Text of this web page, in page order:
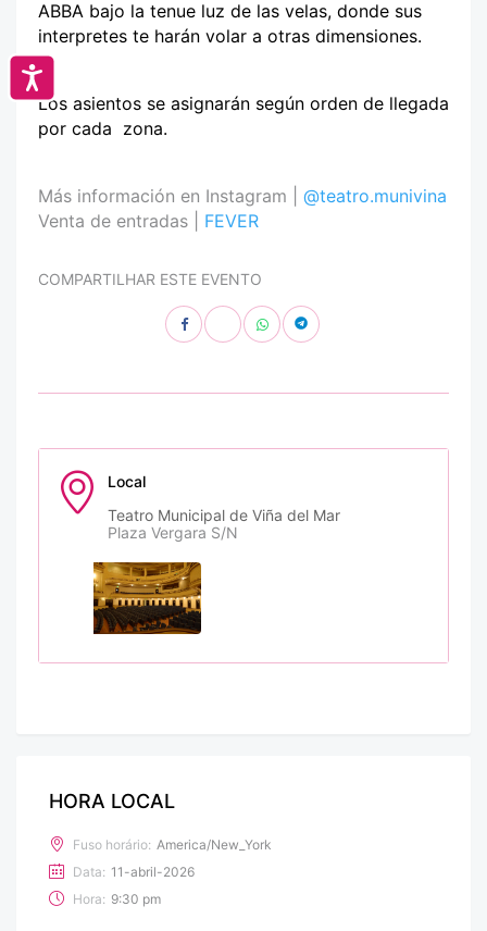
ABBA bajo la tenue luz de las velas, donde sus
interpretes te harán volar a otras dimensiones.
Los asientos se asignarán según orden de llegada
por cada zona.
Más información en Instagram | @teatro.munivina
Venta de entradas | FEVER
COMPARTILHAR ESTE EVENTO
Local
Teatro Municipal de Viña del Mar
Plaza Vergara S/N
HORA LOCAL
Fuso horário: America/New_York
Data: 11-abril-2026
Hora: 9:30 pm